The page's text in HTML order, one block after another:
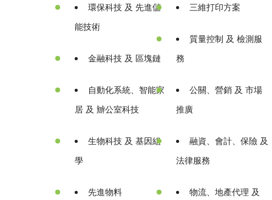
環保科技 及 先進儲
能技術
金融科技 及 區塊鏈
自動化系統、智能家
居 及 辧公室科技
生物科技 及 基因組
學
先進物料
三維打印方案
質量控制 及 檢測服
務
公關、營銷 及 市場
推廣
融資、會計、保險 及
法律服務
物流、地產代理 及